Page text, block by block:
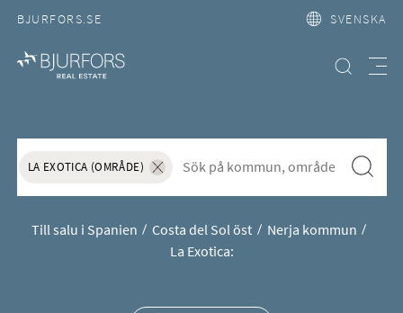
BJURFORS.SE SVENSKA
Hitta bostad
Köpa hus eller lägenhet till
LA EXOTICA (OMRÅDE)
Ta bort sökordet "La Exotica (Område)"
S&ouml;k f&ouml;r att l&auml;gga till nytt s&ouml;kord
Till salu i Spanien Costa del Sol öst
Nerja kommun
La Exotica: